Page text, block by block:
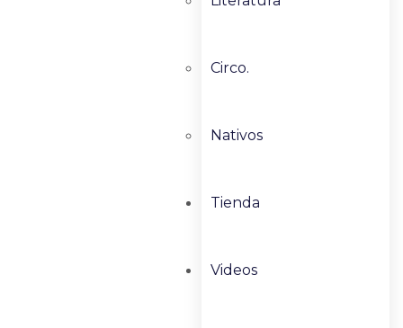
Circo.
Nativos
Tienda
Videos